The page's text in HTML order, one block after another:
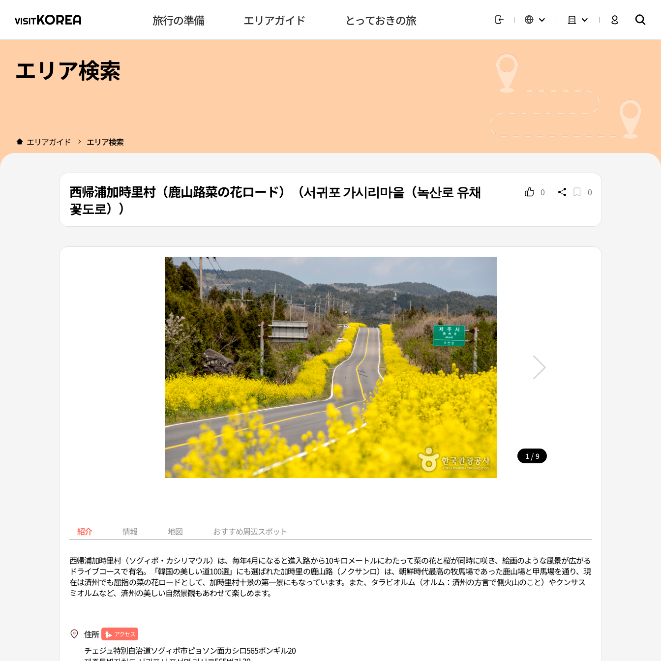
旅行の準備 エリアガイド とっておきの旅
エリア検索
エリアガイド エリア検索
西帰浦加時里村（鹿山路菜の花ロード）（서귀포 가시리마을（녹산로 유채
꽃도로））
0 0
1 / 9
紹介 情報 地図 おすすめ周辺スポット
西帰浦加時里村（ソグィポ・カシリマウル）は、毎年4月になると進入路から10キロメートルにわたって菜の花と桜が同時に咲き、絵画のような風景が広がる
ドライブコースで有名。「韓国の美しい道100選」にも選ばれた加時里の鹿山路（ノクサンロ）は、朝鮮時代最高の牧馬場であった鹿山場と甲馬場を通り、現
在は済州でも屈指の菜の花ロードとして、加時里村十景の第一景にもなっています。また、タラビオルム（オルム：済州の方言で側火山のこと）やクンサス
ミオルムなど、済州の美しい自然景観もあわせて楽しめます。
住所 アクセス
チェジュ特別自治道ソグィポ市ピョソン面カシロ565ボンギル20